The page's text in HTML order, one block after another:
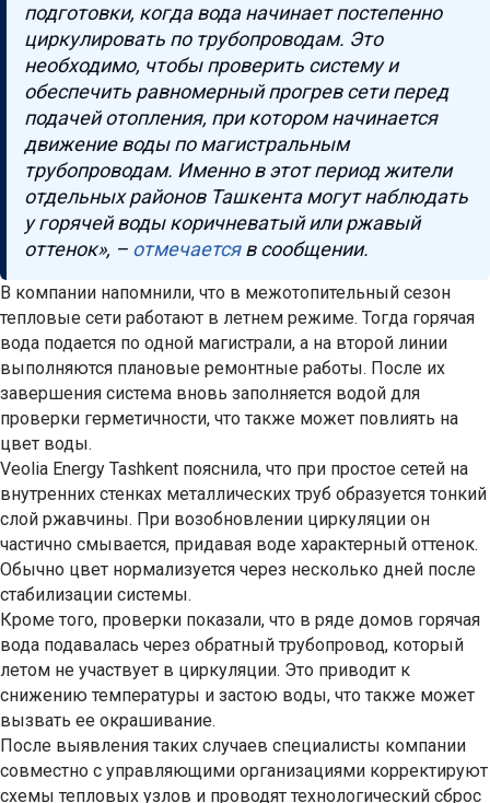
подготовки, когда вода начинает постепенно
циркулировать по трубопроводам. Это
необходимо, чтобы проверить систему и
обеспечить равномерный прогрев сети перед
подачей отопления, при котором начинается
движение воды по магистральным
трубопроводам. Именно в этот период жители
отдельных районов Ташкента могут наблюдать
у горячей воды коричневатый или ржавый
оттенок», – отмечаетсяв сообщении.
В компании напомнили, что в межотопительный сезон
тепловые сети работают в летнем режиме. Тогда горячая
вода подается по одной магистрали, а на второй линии
выполняются плановые ремонтные работы. После их
завершения система вновь заполняется водой для
проверки герметичности, что также может повлиять на
цвет воды.
Veolia Energy Tashkent пояснила, что при простое сетей на
внутренних стенках металлических труб образуется тонкий
слой ржавчины. При возобновлении циркуляции он
частично смывается, придавая воде характерный оттенок.
Обычно цвет нормализуется через несколько дней после
стабилизации системы.
Кроме того, проверки показали, что в ряде домов горячая
вода подавалась через обратный трубопровод, который
летом не участвует в циркуляции. Это приводит к
снижению температуры и застою воды, что также может
вызвать ее окрашивание.
После выявления таких случаев специалисты компании
совместно с управляющими организациями корректируют
схемы тепловых узлов и проводят технологический сброс